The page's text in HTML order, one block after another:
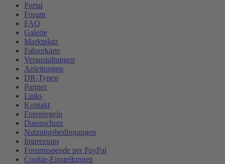
Portal
Forum
FAQ
Galerie
Marktplatz
Fahrerkarte
Veranstaltungen
Anleitungen
DR-Typen
Partner
Links
Kontakt
Forenregeln
Datenschutz
Nutzungsbedingungen
Impressum
Forumsspende per PayPal
Cookie-Einstellungen